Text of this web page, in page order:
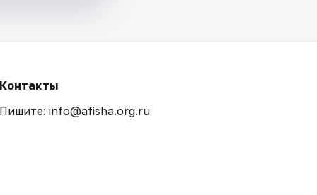
Контакты
Пишите: info@afisha.org.ru